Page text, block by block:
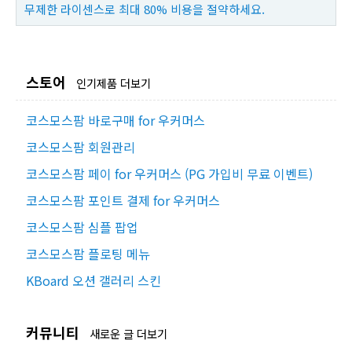
무제한 라이센스로 최대 80% 비용을 절약하세요.
스토어 인기제품 더보기
코스모스팜 바로구매 for 우커머스
코스모스팜 회원관리
코스모스팜 페이 for 우커머스 (PG 가입비 무료 이벤트)
코스모스팜 포인트 결제 for 우커머스
코스모스팜 심플 팝업
코스모스팜 플로팅 메뉴
KBoard 오션 갤러리 스킨
커뮤니티 새로운 글 더보기